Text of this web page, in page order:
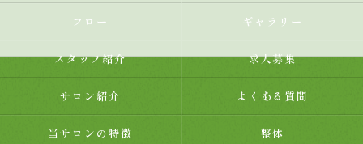
フロー ギャラリー
スタッフ紹介 求人募集
サロン紹介 よくある質問
当サロンの特徴 整体